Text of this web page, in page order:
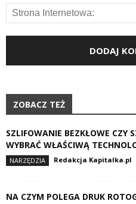
ZOBACZ TEŻ
SZLIFOWANIE BEZKŁOWE CZY
WYBRAĆ WŁAŚCIWĄ
NARZĘDZIA Redakcja Kapitalka.pl -
NA CZYM POLEGA DRUK